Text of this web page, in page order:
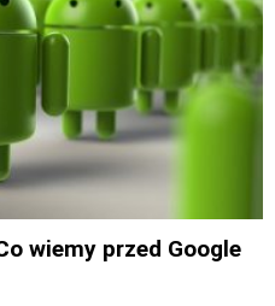
wiemy przed Google